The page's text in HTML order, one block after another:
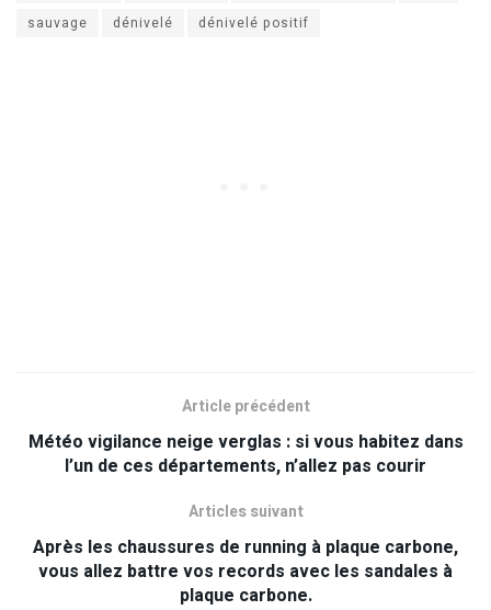
sauvage
dénivelé dénivelé positif
Article précédent
Météo vigilance neige verglas : si vous habitez dans
l’un de ces départements, n’allez pas courir
Articles suivant
Après les chaussures de running à plaque carbone,
vous allez battre vos records avec les sandales à
plaque carbone.